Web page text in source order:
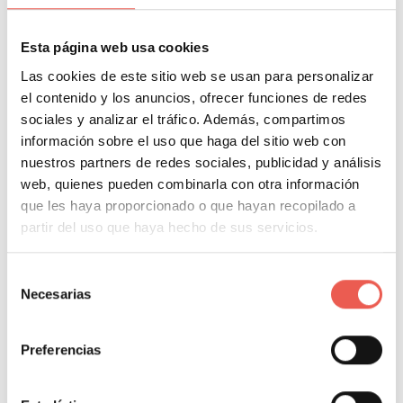
Esta página web usa cookies
Las cookies de este sitio web se usan para personalizar
el contenido y los anuncios, ofrecer funciones de redes
sociales y analizar el tráfico. Además, compartimos
información sobre el uso que haga del sitio web con
nuestros partners de redes sociales, publicidad y análisis
web, quienes pueden combinarla con otra información
que les haya proporcionado o que hayan recopilado a
partir del uso que haya hecho de sus servicios.
Necesarias
Preferencias
uso, de modo que las empresas podrán optimizar
tiempo y dinero, mejorando sus ingresos y
obteniendo información útil para otras campañas.
La nueva era de la
comunicación
El ChatGPT de OpenIA es un modelo de Inteligencia
Artificial de tercera generación, lo que significa que es
una red neuronal a gran escala capaz de generar
texto o códigos. Esta es una de las mayores
innovaciones, pues ha revolucionado la comunicación